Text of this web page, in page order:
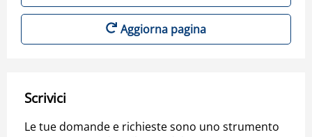
Aggiorna pagina
Scrivici
Le tue domande e richieste sono uno strumento